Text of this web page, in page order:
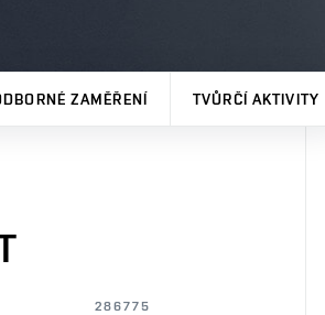
ZAMĚŘENÍ TVŮRČÍ AKTIVITY
286775